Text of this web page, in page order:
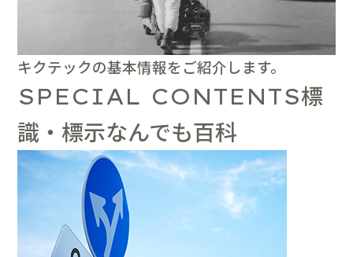
キクテックの基本情報をご紹介します。
SPECIAL CONTENTS標
識・標示なんでも百科